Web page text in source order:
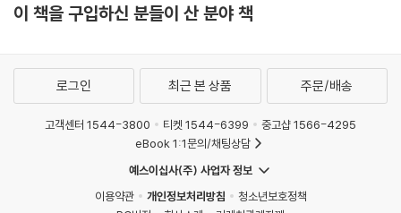
이 책을 구입하신 분들이 산 분야 책
로그인 최근 본 상품 주문/배송
고객센터 1544-3800 티켓 1544-6399
중고샵 1566-4295
eBook 1:1문의/채팅상담
예스이십사(주) 사업자 정보
이용약관
개인정보처리방침
청소년보호정책